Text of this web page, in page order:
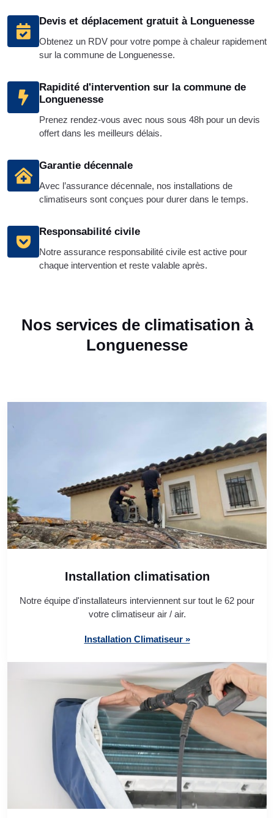
Devis et déplacement gratuit à Longuenesse
Obtenez un RDV pour votre pompe à chaleur rapidement
sur la commune de Longuenesse.
Rapidité d'intervention sur la commune de
Longuenesse
Prenez rendez-vous avec nous sous 48h pour un devis
offert dans les meilleurs délais.
Garantie décennale
Avec l’assurance décennale, nos installations de
climatiseurs sont conçues pour durer dans le temps.
Responsabilité civile
Notre assurance responsabilité civile est active pour
chaque intervention et reste valable après.
Nos services de climatisation à
Longuenesse
Installation climatisation
Notre équipe d'installateurs interviennent sur tout le 62 pour
votre climatiseur air / air.
Installation Climatiseur »